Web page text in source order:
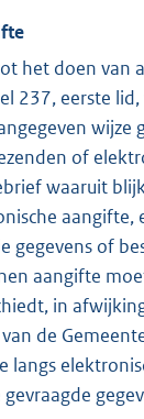
het doen van
237, eerste lid,
wijze
of
waaruit
aangifte,
gegevens of
aangifte
in
de
langs